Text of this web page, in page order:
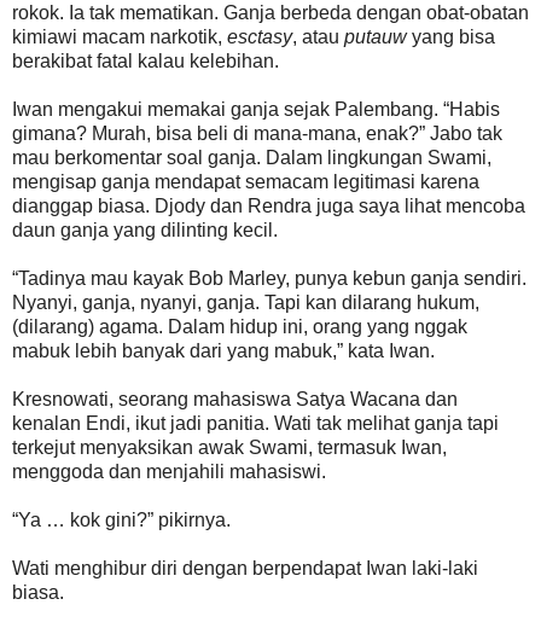
rokok. Ia tak mematikan. Ganja berbeda dengan obat-obatan
kimiawi macam narkotik, esctasy, atau putauwyang bisa
berakibat fatal kalau kelebihan.
Iwan mengakui memakai ganja sejak Palembang. “Habis
gimana? Murah, bisa beli di mana-mana, enak?” Jabo tak
mau berkomentar soal ganja. Dalam lingkungan Swami,
mengisap ganja mendapat semacam legitimasi karena
dianggap biasa. Djody dan Rendra juga saya lihat mencoba
daun ganja yang dilinting kecil.
“Tadinya mau kayak Bob Marley, punya kebun ganja sendiri.
Nyanyi, ganja, nyanyi, ganja. Tapi kan dilarang hukum,
(dilarang) agama. Dalam hidup ini, orang yang nggak
mabuk lebih banyak dari yang mabuk,” kata Iwan.
Kresnowati, seorang mahasiswa Satya Wacana dan
kenalan Endi, ikut jadi panitia. Wati tak melihat ganja tapi
terkejut menyaksikan awak Swami, termasuk Iwan,
menggoda dan menjahili mahasiswi.
“Ya … kok gini?” pikirnya.
Wati menghibur diri dengan berpendapat Iwan laki-laki
biasa.